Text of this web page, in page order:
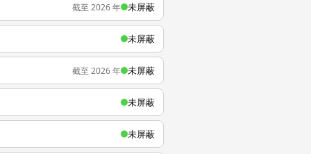
截至 2026 年 未屏蔽
未屏蔽
截至 2026 年 未屏蔽
未屏蔽
未屏蔽